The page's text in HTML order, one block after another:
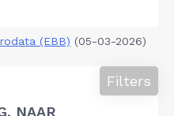
(EBB) (05-03-2026)
NAAR
Filters